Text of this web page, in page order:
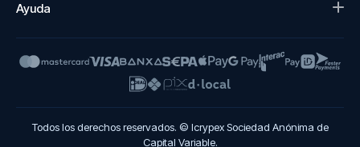
Ayuda
Todos los derechos reservados. © Icrypex Sociedad Anónima de
Capital Variable.